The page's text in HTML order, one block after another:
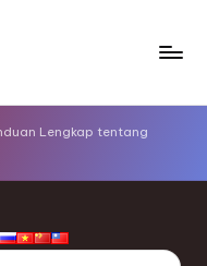
Lengkap tentang